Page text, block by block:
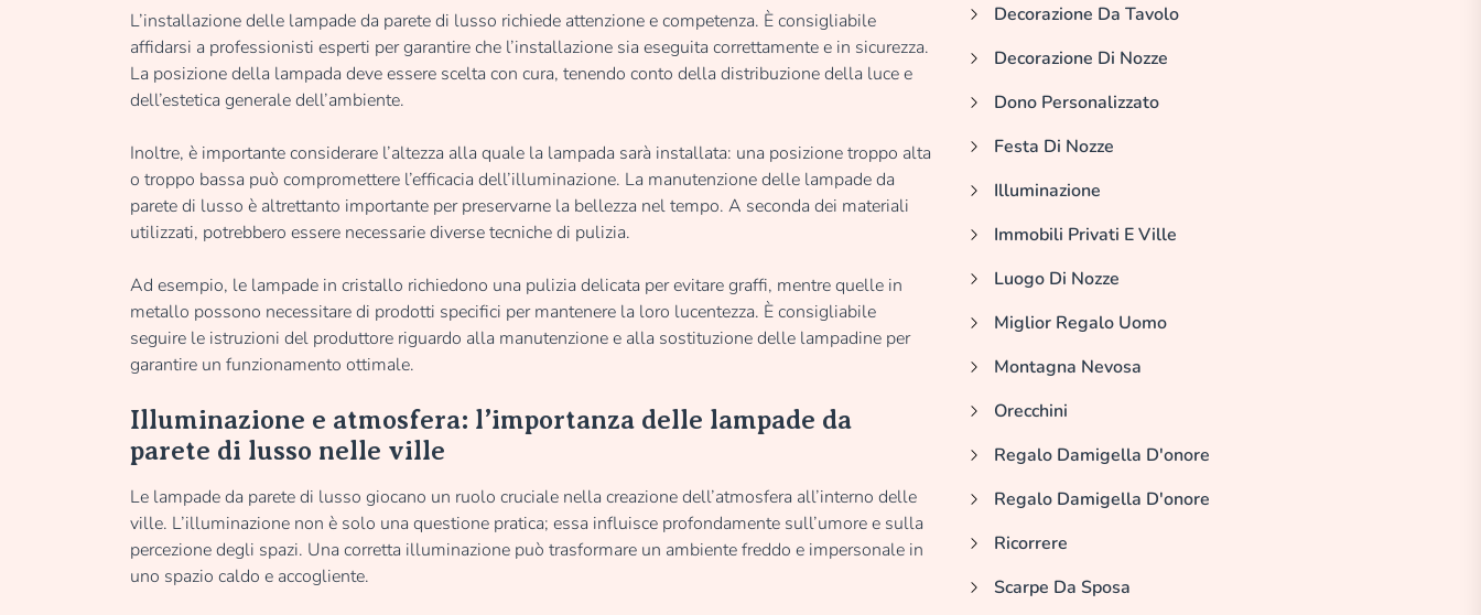
L’installazione delle lampade da parete di lusso richiede attenzione e competenza. È consigliabile
affidarsi a professionisti esperti per garantire che l’installazione sia eseguita correttamente e in sicurezza.
La posizione della lampada deve essere scelta con cura, tenendo conto della distribuzione della luce e
dell’estetica generale dell’ambiente.
Inoltre, è importante considerare l’altezza alla quale la lampada sarà installata: una posizione troppo alta
o troppo bassa può compromettere l’efficacia dell’illuminazione. La manutenzione delle lampade da
parete di lusso è altrettanto importante per preservarne la bellezza nel tempo. A seconda dei materiali
utilizzati, potrebbero essere necessarie diverse tecniche di pulizia.
Ad esempio, le lampade in cristallo richiedono una pulizia delicata per evitare graffi, mentre quelle in
metallo possono necessitare di prodotti specifici per mantenere la loro lucentezza. È consigliabile
seguire le istruzioni del produttore riguardo alla manutenzione e alla sostituzione delle lampadine per
garantire un funzionamento ottimale.
Illuminazione e atmosfera: l’importanza delle lampade da
parete di lusso nelle ville
Le lampade da parete di lusso giocano un ruolo cruciale nella creazione dell’atmosfera all’interno delle
ville. L’illuminazione non è solo una questione pratica; essa influisce profondamente sull’umore e sulla
percezione degli spazi. Una corretta illuminazione può trasformare un ambiente freddo e impersonale in
uno spazio caldo e accogliente.
Decorazione Da Tavolo
Decorazione Di Nozze
Dono Personalizzato
Festa Di Nozze
Illuminazione
Immobili Privati E Ville
Luogo Di Nozze
Miglior Regalo Uomo
Montagna Nevosa
Orecchini
Regalo Damigella D'onore
Regalo Damigella D'onore
Ricorrere
Scarpe Da Sposa